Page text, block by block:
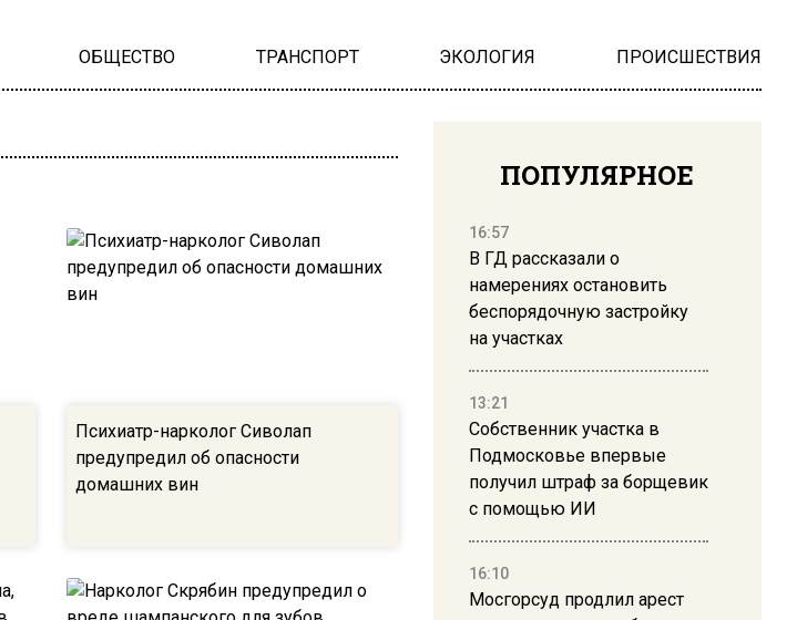
ОБЩЕСТВО ТРАНСПОРТ ЭКОЛОГИЯ ПРОИСШЕСТВИЯ
Психиатр-нарколог Сиволап
предупредил об опасности
домашних вин
ПОПУЛЯРНОЕ
16:57
В ГД рассказали о
намерениях остановить
беспорядочную застройку
на участках
13:21
Собственник участка в
Подмосковье впервые
получил штраф за борщевик
с помощью ИИ
16:10
Мосгорсуд продлил арест